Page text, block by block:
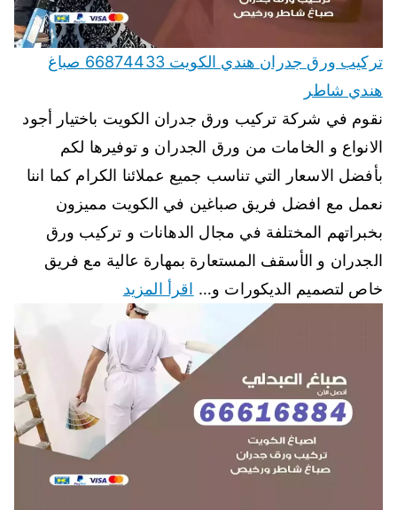
تركيب ورق جدران هندي الكويت 66874433 صباغ
هندي شاطر
نقوم في شركة تركيب ورق جدران الكويت باختيار أجود
الانواع و الخامات من ورق الجدران و توفيرها لكم
بأفضل الاسعار التي تناسب جميع عملائنا الكرام كما اننا
نعمل مع افضل فريق صباغين في الكويت مميزون
بخبراتهم المختلفة في مجال الدهانات و تركيب ورق
الجدران و الأسقف المستعارة بمهارة عالية مع فريق
خاص لتصميم الديكورات و… اقرأ المزيد